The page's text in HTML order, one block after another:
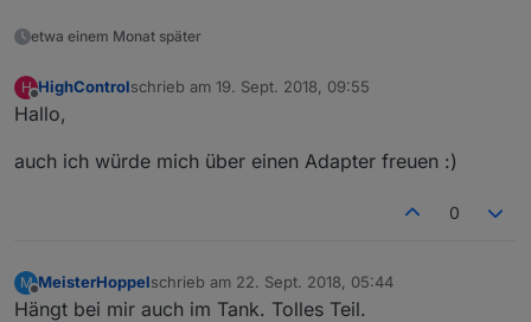
etwa einem Monat später
H
Offline
HighControlschrieb am 19. Sept. 2018, 09:55
zuletzt editiert von
Hallo,
auch ich würde mich über einen Adapter freuen :)
0
M
Offline
MeisterHoppelschrieb am 22. Sept. 2018, 05:44
zuletzt editiert von
Hängt bei mir auch im Tank. Tolles Teil.